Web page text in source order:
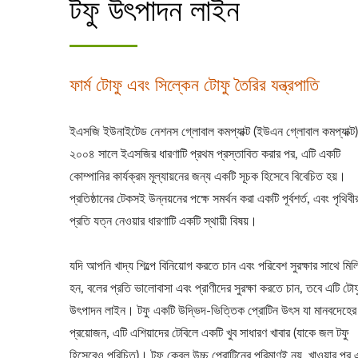
যন্ত্রপাতি, টফু
সরঞ্জাম, টফু তৈরির
উৎপাদনের সরঞ্জাম, টফু
উৎপাদন কারখানা, টফু
মেশিন, ভেগান মিট
নিরাপত্তায় সর্বোচ্চ
টফু উৎপাদন লাইন
ফার্ম টোফু এবং সিল্কেন টোফু তৈরির যন্ত্রপাতি
ইএসজি ইউনাইটেড নেশনস গ্লোবাল কমপ্যাক্ট (ইউএন গ্লোবাল কমপ্যাক্ট)
২০০৪ সালে ইএসজির ধারণাটি প্রথম প্রস্তাবিত করার পর, এটি একটি
কোম্পানির কার্যক্রম মূল্যায়নের জন্য একটি সূচক হিসেবে বিবেচিত হয়।
প্রতিষ্ঠানের টেকসই উন্নয়নের পক্ষে সমর্থন করা একটি পূর্বশর্ত, এবং
প্রতি যত্ন নেওয়ার ধারণাটি একটি স্থায়ী বিষয়।
যদি আপনি খাদ্য শিল্পে বিনিয়োগ করতে চান এবং পরিবেশ সুরক্ষার সাথে
হন, বলের প্রতি ভালোবাসা এবং প্রাণীদের সুরক্ষা করতে চান, তবে এটি
উৎপাদন লাইন। টফু একটি উদ্ভিদ-ভিত্তিক প্রোটিন উৎস যা মানবদেহের
প্রয়োজন, এটি এশিয়াদের টেবিলে একটি খুব সাধারণ খাবার (যাকে জল টফু